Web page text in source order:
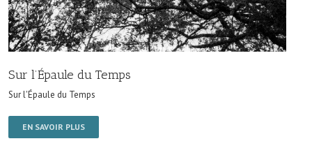
Sur l’Épaule du Temps
Sur l'Épaule du Temps
EN SAVOIR PLUS